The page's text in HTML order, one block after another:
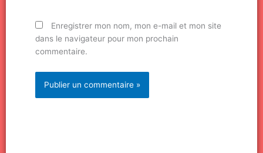
Enregistrer mon nom, mon e-mail et mon site
dans le navigateur pour mon prochain
commentaire.